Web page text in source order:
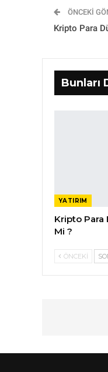
ÖNCEKI
Kripto Para
Bunları
YATIRIM
Kripto Para
Mi ?
ÖNCEKI